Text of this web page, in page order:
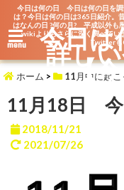
今日は何の日 今日は何の日を
は？今日は何の日は365日紹介。
はなんの日 ?何の月? 平成以外も
wikiよりもさらに深く調べてい
Twitterも
menu 今日は
詳し
【
ホーム > 11月中に起
11月18日 今
2018/11/21
2021/07/26